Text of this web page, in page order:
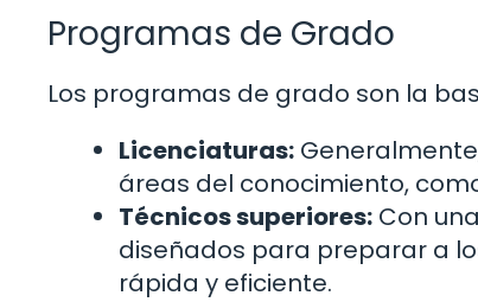
Programas de Grado
Los programas de grado son la
Licenciaturas:
áreas del conocimiento,
Técnicos superiores: Con
diseñados para preparar a
rápida y eficiente.